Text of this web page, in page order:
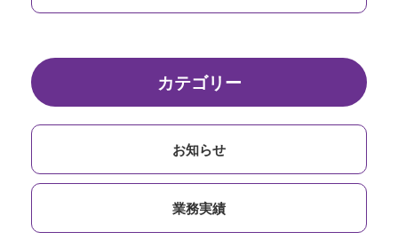
カテゴリー
お知らせ
業務実績